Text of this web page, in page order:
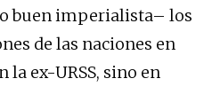
buen imperialista– los
de las naciones en
la ex-URSS, sino en